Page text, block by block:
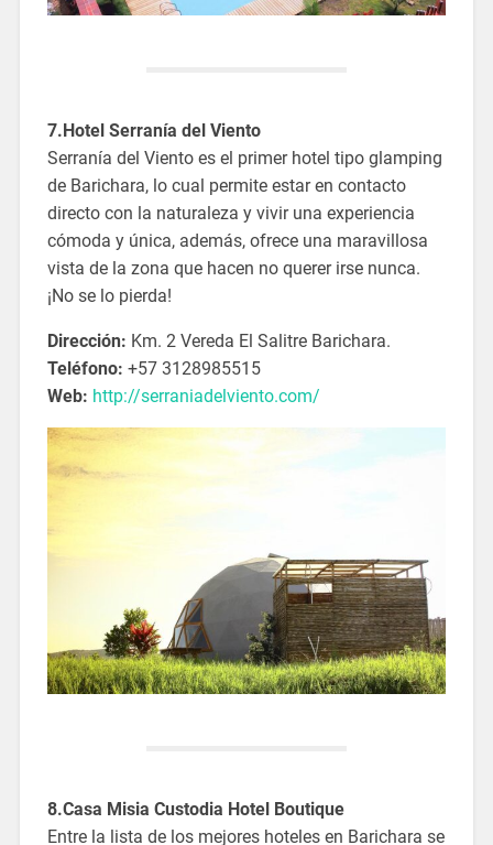
7.Hotel Serranía del Viento
Serranía del Viento es el primer hotel tipo glamping
de Barichara, lo cual permite estar en contacto
directo con la naturaleza y vivir una experiencia
cómoda y única, además, ofrece una maravillosa
vista de la zona que hacen no querer irse nunca.
¡No se lo pierda!
Dirección: Km. 2 Vereda El Salitre Barichara.
Teléfono: +57 3128985515
Web: http://serraniadelviento.com/
8.Casa Misia Custodia Hotel Boutique
Entre la lista de los mejores hoteles en Barichara se